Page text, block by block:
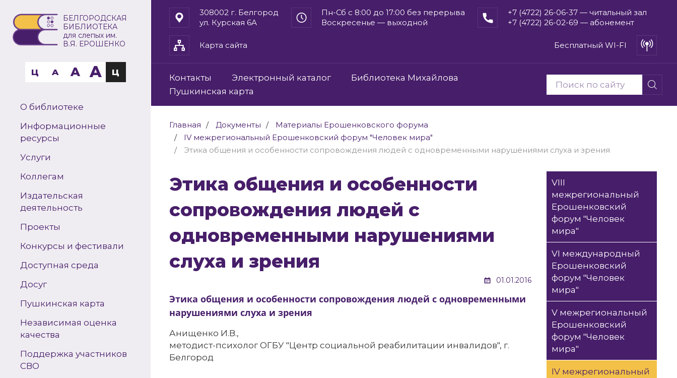
БЕЛГОРОДСКАЯ
БИБЛИОТЕКА
для слепых им.
В.Я. ЕРОШЕНКО
Ц A A A Ц
О библиотеке
Информационные
ресурсы
Услуги
Коллегам
Издательская
деятельность
Проекты
Конкурсы и фестивали
Доступная среда
Досуг
Пушкинская карта
Независимая оценка
качества
Поддержка участников
СВО
308002 г. Белгород
ул. Курская 6А
Пн-Сб с 8:00 до 17:00 без перерыва
Воскресенье — выходной
+7 (4722) 26-06-37 — читальный зал
+7 (4722) 26-02-69 — абонемент
Карта сайта Бесплатный WI-FI
Контакты Электронный каталог
Библиотека Михайлова
Пушкинская карта
Главная Документы
Материалы Ерошенковского форума
IV межрегиональный Ерошенковский форум "Человек мира"
Этика общения и особенности сопровождения людей с одновременными нарушениями слуха и зрения
Этика общения и особенности
сопровождения людей с
одновременными нарушениями
слуха и зрения
01.01.2016
Этика общения и особенности сопровождения людей с одновременными
нарушениями слуха и зрения
Анищенко И.В.,
методист-психолог ОГБУ "Центр социальной реабилитации инвалидов", г.
Белгород
VIII
межрегиональный
Ерошенковский
форум "Человек
мира"
VI международный
Ерошенковский
форум "Человек
мира"
V межрегиональный
Ерошенковский
форум "Человек
мира"
IV межрегиональный